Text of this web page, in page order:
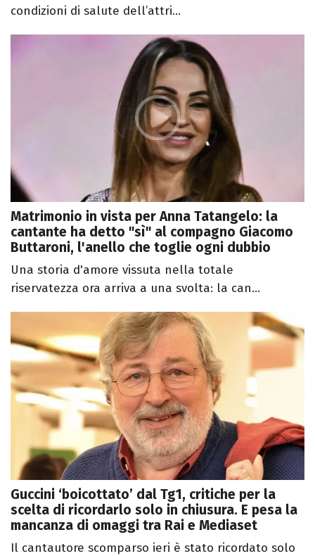
condizioni di salute dell’attri...
Matrimonio in vista per Anna Tatangelo: la
cantante ha detto "sì" al compagno Giacomo
Buttaroni, l'anello che toglie ogni dubbio
Una storia d'amore vissuta nella totale
riservatezza ora arriva a una svolta: la can...
Guccini ‘boicottato’ dal Tg1, critiche per la
scelta di ricordarlo solo in chiusura. E pesa la
mancanza di omaggi tra Rai e Mediaset
Il cantautore scomparso ieri è stato ricordato solo